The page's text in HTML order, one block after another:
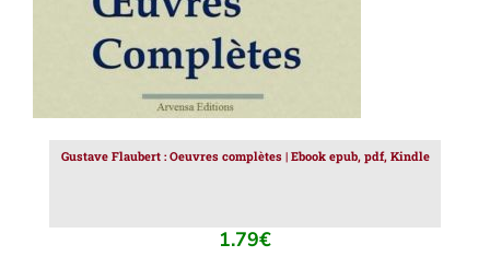
Gustave Flaubert : Oeuvres complètes | Ebook epub, pdf, Kindle
1.79€